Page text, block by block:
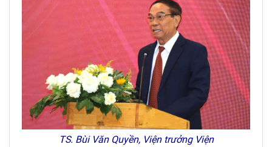
TS. Bùi Văn Quyền, Viện trưởng Viện